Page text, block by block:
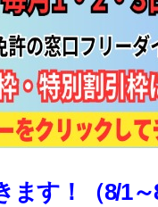
ます！（8/1